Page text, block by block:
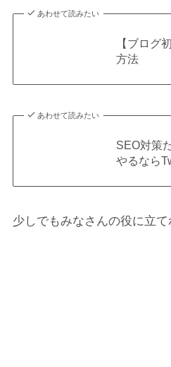
あわせて読みたい
【ブログ
方法
あわせて読みたい
SEO対策
やるなら
少しでもみなさんの役に立て